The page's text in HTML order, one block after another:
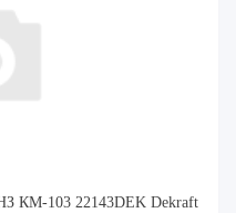
КМ-103 22143DEK Dekraft